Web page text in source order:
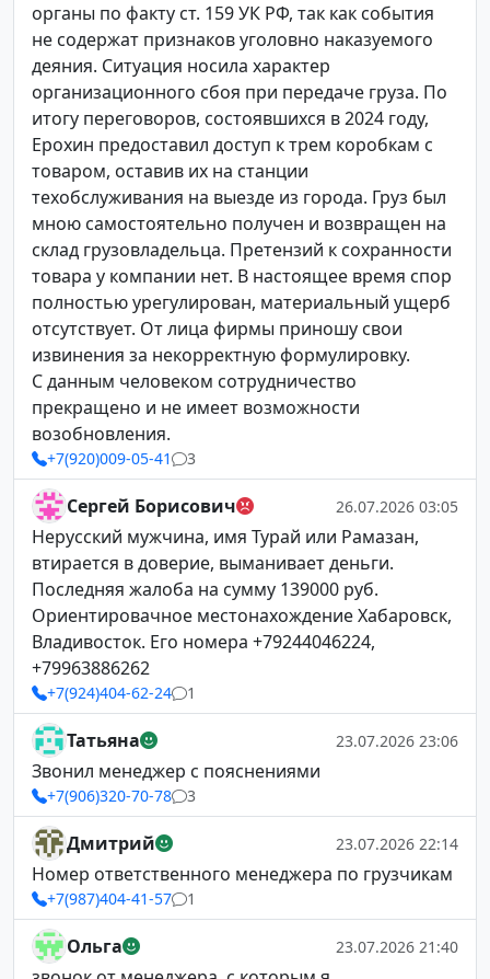
органы по факту ст. 159 УК РФ, так как события
не содержат признаков уголовно наказуемого
деяния. Ситуация носила характер
организационного сбоя при передаче груза. По
итогу переговоров, состоявшихся в 2024 году,
Ерохин предоставил доступ к трем коробкам с
товаром, оставив их на станции
техобслуживания на выезде из города. Груз был
мною самостоятельно получен и возвращен на
склад грузовладельца. Претензий к сохранности
товара у компании нет. В настоящее время спор
полностью урегулирован, материальный ущерб
отсутствует. От лица фирмы приношу свои
извинения за некорректную формулировку.
С данным человеком сотрудничество
прекращено и не имеет возможности
возобновления.
+7(920)009-05-41 3
Сергей Борисович 26.07.2026 03:05
Нерусский мужчина, имя Турай или Рамазан,
втирается в доверие, выманивает деньги.
Последняя жалоба на сумму 139000 руб.
Ориентировачное местонахождение Хабаровск,
Владивосток. Его номера +79244046224,
+79963886262
+7(924)404-62-24 1
Татьяна 23.07.2026 23:06
Звонил менеджер с пояснениями
+7(906)320-70-78 3
Дмитрий 23.07.2026 22:14
Номер ответственного менеджера по грузчикам
+7(987)404-41-57 1
Ольга 23.07.2026 21:40